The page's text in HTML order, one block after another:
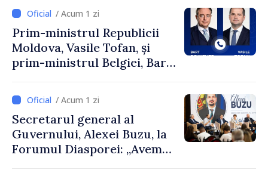
/ Acum 1 zi
Prim-ministrul Republicii
Moldova, Vasile Tofan, și
prim-ministrul Belgiei, Bart
despre parcursul european
al Republicii Moldova.
/ Acum 1 zi
Secretarul general al
Guvernului, Alexei Buzu, la
Forumul Diasporei: „Avem